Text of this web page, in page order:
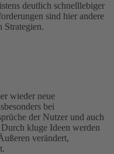
deutlich schnelllebiger
sind hier andere
Strategien.
wieder neue
bei
der Nutzer und auch
kluge Ideen werden
verändert,